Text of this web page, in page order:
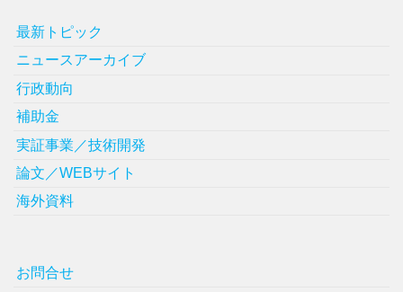
最新トピック
ニュースアーカイブ
行政動向
補助金
実証事業／技術開発
論文／WEBサイト
海外資料
お問合せ